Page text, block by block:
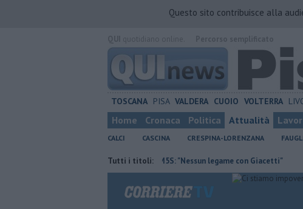
Questo sito contribuisce alla
TOSCANA PISA VALDERA CUOIO VOLTERRA
Home Cronaca Politica Attualità
CALCI CASCINA CRESPINA-LORENZANA
Tutti i titoli:
Retiambiente, M5S: "Nessun legame con Giacetti"